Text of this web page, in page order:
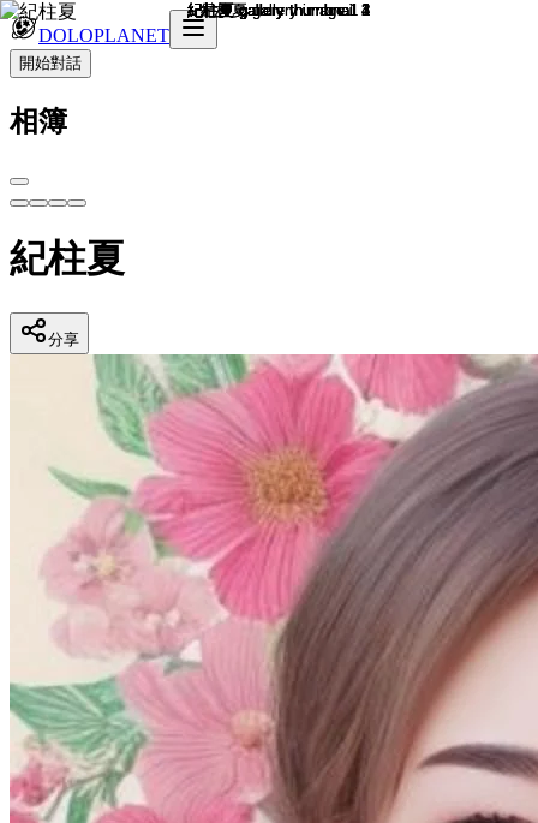
DOLOPLANET
開始對話
相簿
紀柱夏
分享